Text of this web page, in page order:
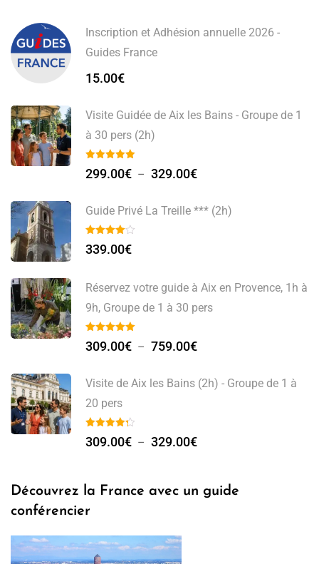
Inscription et Adhésion annuelle 2026 -
Guides France
15.00€
Visite Guidée de Aix les Bains - Groupe de 1
à 30 pers (2h)
299.00€ – 329.00€
Guide Privé La Treille *** (2h)
339.00€
Réservez votre guide à Aix en Provence, 1h à
9h, Groupe de 1 à 30 pers
309.00€ – 759.00€
Visite de Aix les Bains (2h) - Groupe de 1 à
20 pers
309.00€ – 329.00€
Découvrez la France avec un guide
conférencier